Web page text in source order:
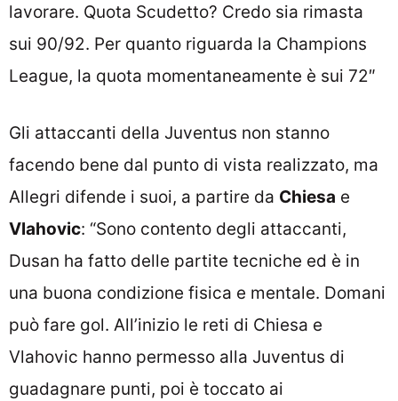
lavorare. Quota Scudetto? Credo sia rimasta
sui 90/92. Per quanto riguarda la Champions
League, la quota momentaneamente è sui 72″
Gli attaccanti della Juventus non stanno
facendo bene dal punto di vista realizzato, ma
Allegri difende i suoi, a partire da Chiesa e
Vlahovic: “Sono contento degli attaccanti,
Dusan ha fatto delle partite tecniche ed è in
una buona condizione fisica e mentale. Domani
può fare gol. All’inizio le reti di Chiesa e
Vlahovic hanno permesso alla Juventus di
guadagnare punti, poi è toccato ai